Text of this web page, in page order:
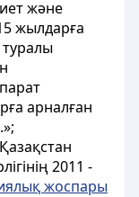
және
жылдарға
арналған
2011 -
жоспары